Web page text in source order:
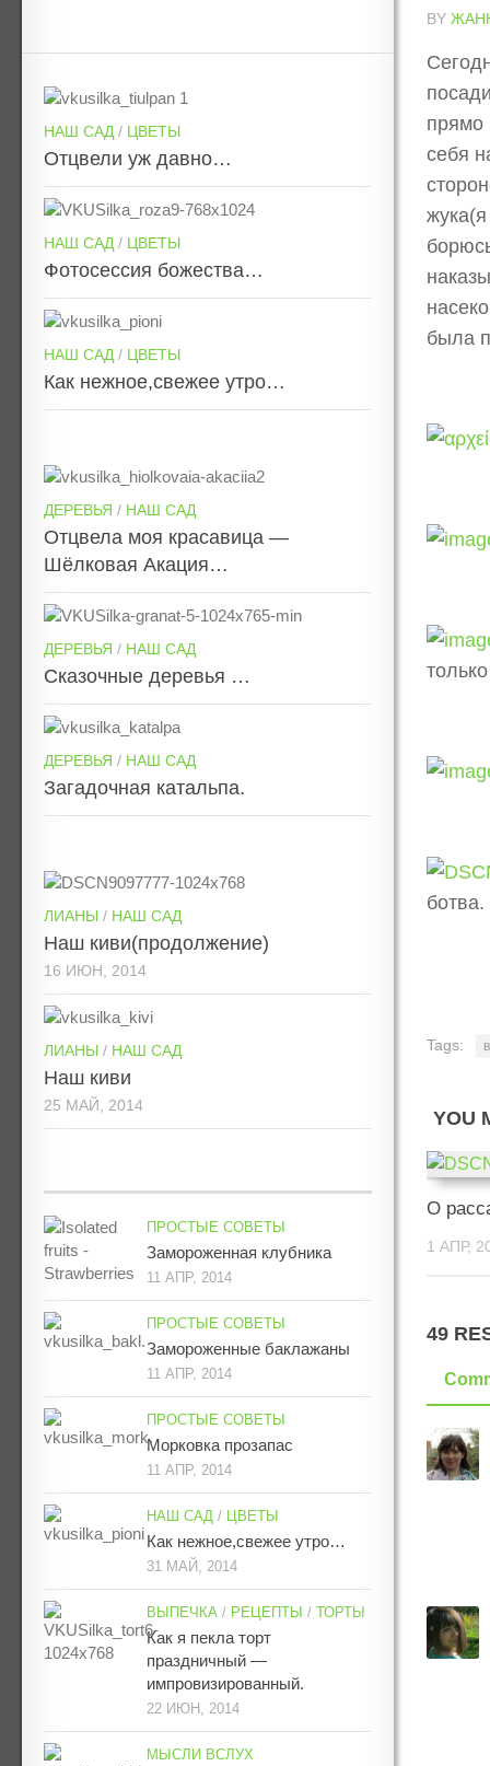
BY
прямо
себя
была
ботва.
Tags:
YOU
О
1 АПР,
49
НАШ САД / ЦВЕТЫ
Отцвели уж давно…
НАШ САД / ЦВЕТЫ
Фотосессия божества…
НАШ САД / ЦВЕТЫ
Как нежное,свежее утро…
ДЕРЕВЬЯ / НАШ САД
Отцвела моя красавица —
Шёлковая Акация…
ДЕРЕВЬЯ / НАШ САД
Сказочные деревья …
ДЕРЕВЬЯ / НАШ САД
Загадочная катальпа.
ЛИАНЫ / НАШ САД
Наш киви(продолжение)
16 ИЮН, 2014
ЛИАНЫ / НАШ САД
Наш киви
25 МАЙ, 2014
ПРОСТЫЕ СОВЕТЫ
Замороженная клубника
11 АПР, 2014
ПРОСТЫЕ СОВЕТЫ
Замороженные баклажаны
11 АПР, 2014
ПРОСТЫЕ СОВЕТЫ
Морковка прозапас
11 АПР, 2014
НАШ САД / ЦВЕТЫ
Как нежное,свежее утро…
31 МАЙ, 2014
ВЫПЕЧКА / РЕЦЕПТЫ / ТОРТЫ
Как я пекла торт
праздничный —
импровизированный.
22 ИЮН, 2014
МЫСЛИ ВСЛУХ